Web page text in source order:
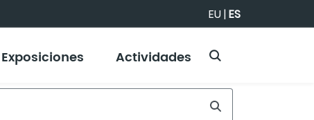
EU|ES
Exposiciones Actividades